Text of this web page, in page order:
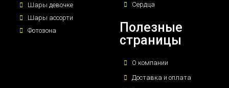
Шары девочке
Шары ассорти
Фотозона
Сердца
Полезные
страницы
О компании
Доставка и оплата